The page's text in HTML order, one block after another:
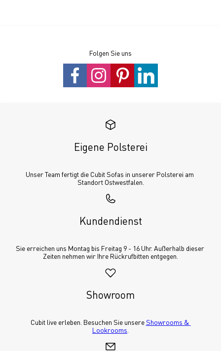
Folgen Sie uns
Eigene Polsterei
Unser Team fertigt die Cubit Sofas in unserer Polsterei am
Standort Ostwestfalen.
Kundendienst
Sie erreichen uns Montag bis Freitag 9 - 16 Uhr. Außerhalb dieser
Zeiten nehmen wir Ihre Rückrufbitten entgegen.
Showroom
Cubit live erleben. Besuchen Sie unsere Showrooms &
Lookrooms